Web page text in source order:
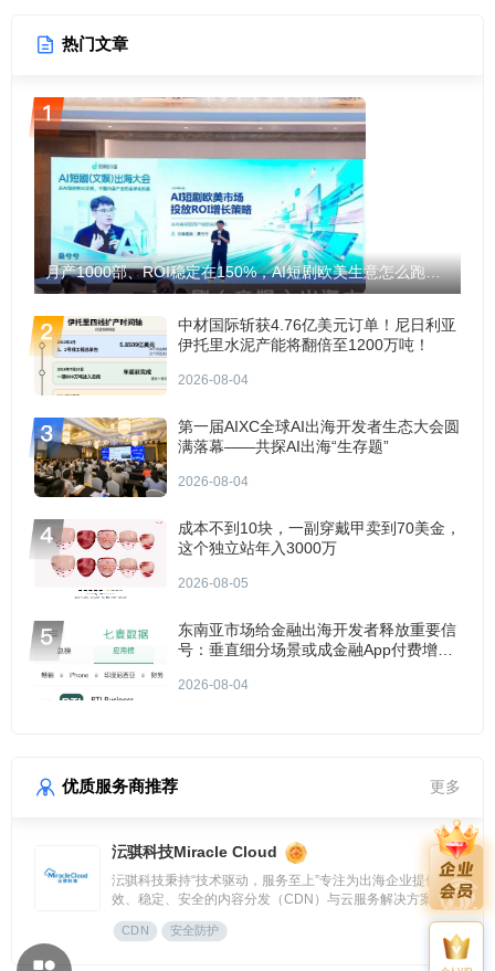
热门文章
月产1000部、ROI稳定在150%，AI短剧欧美生意怎么跑通？
中材国际斩获4.76亿美元订单！尼日利亚
伊托里水泥产能将翻倍至1200万吨！
2026-08-04
第一届AIXC全球AI出海开发者生态大会圆
满落幕——共探AI出海“生存题”
2026-08-04
成本不到10块，一副穿戴甲卖到70美金，
这个独立站年入3000万
2026-08-05
东南亚市场给金融出海开发者释放重要信
号：垂直细分场景或成金融App付费增长
2026-08-04
优质服务商推荐 更多
沄骐科技Miracle Cloud
沄骐科技秉持“技术驱动，服务至上”专注为出海企业提供高
效、稳定、安全的内容分发（CDN）与云服务解决方案，是
全球边缘云领导者Fastly中国区首个合作伙伴。团队由业内资
深专家组成，拥有大规模分布式架构服务经验，提供全流程技
术支持与定制化方案，曾服务腾讯、快手、网易、Temu、米
CDN 安全防护